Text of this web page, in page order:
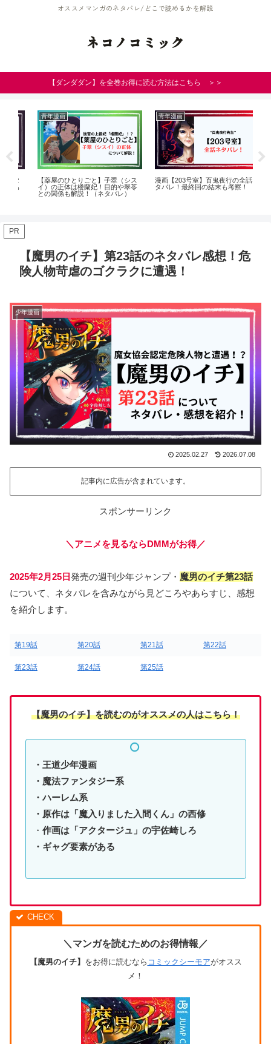
オススメマンガのネタバレ/どこで読めるかを解説
ネコノコミック
【ダンダダン】を全巻お得に読む方法はこちら ＞＞
青年漫画
【薬屋のひとりごと】子翠（シス
イ）の正体は楼蘭妃！目的や翠苓
との関係も解説！（ネタバレ）
青年漫画
漫画【203号室】百鬼夜行の全話ネ
タバレ！最終回の結末も考察！
PR
【魔男のイチ】第23話のネタバレ感想！危
険人物苛虐のゴクラクに遭遇！
少年漫画
2025.02.27 2026.07.08
記事内に広告が含まれています。
スポンサーリンク
＼アニメを見るならDMMがお得／
2025年2月25日発売の週刊少年ジャンプ・ 魔男のイチ第23話
について、ネタバレを含みながら見どころやあらすじ、感想
を紹介します。
第19話 第20話 第21話 第22話
第23話 第24話 第25話
【魔男のイチ】を読むのがオススメの人はこちら！
・王道少年漫画
・魔法ファンタジー系
・ハーレム系
・原作は「魔入りました入間くん」の西修
・ 作画は「アクタージュ」の宇佐崎しろ
・ギャグ要素がある
＼マンガを読むためのお得情報／
【魔男のイチ】 をお得に読むなら コミックシーモアがオスス
メ！